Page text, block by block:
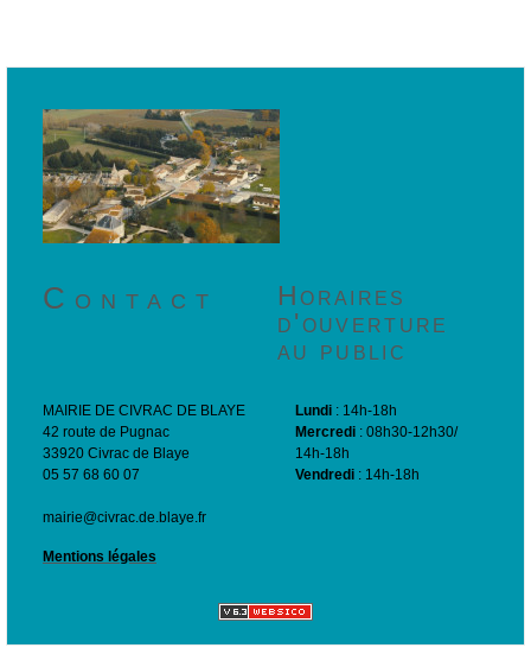
Contact
Horaires
d'ouverture
au public
MAIRIE DE CIVRAC DE BLAYE
42 route de Pugnac
33920 Civrac de Blaye
05 57 68 60 07
mairie@civrac.de.blaye.fr
Mentions légales
Lundi : 14h-18h
Mercredi : 08h30-12h30/
14h-18h
Vendredi : 14h-18h